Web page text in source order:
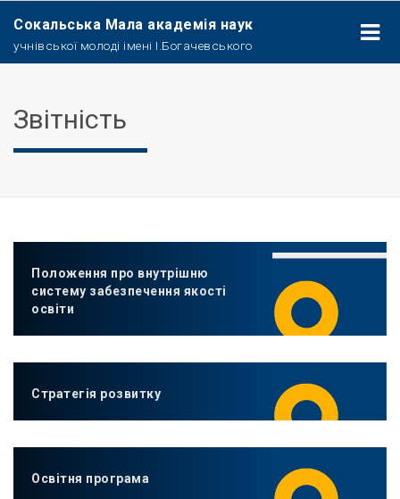
Сокальська Мала академія наук
учнівської молоді імені І.Богачевського
Звітність
Положення про внутрішню
систему забезпечення якості
освіти
Стратегія розвитку
Освітня програма